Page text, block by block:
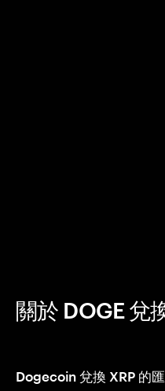
關於 DOGE 兌
Dogecoin 兌換 XRP 的